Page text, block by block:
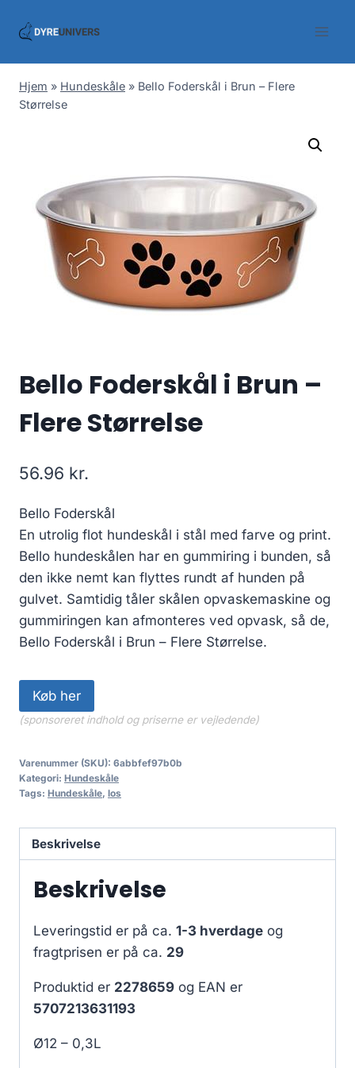
Hjem » Hundeskåle » Bello Foderskål i Brun – Flere
Størrelse
Bello Foderskål i Brun –
Flere Størrelse
56.96 kr.
Bello Foderskål
En utrolig flot hundeskål i stål med farve og print.
Bello hundeskålen har en gummiring i bunden, så
den ikke nemt kan flyttes rundt af hunden på
gulvet. Samtidig tåler skålen opvaskemaskine og
gummiringen kan afmonteres ved opvask, så de,
Bello Foderskål i Brun – Flere Størrelse.
Køb her
(sponsoreret indhold og priserne er vejledende)
Varenummer (SKU): 6abbfef97b0b
Kategori: Hundeskåle
Tags: Hundeskåle, los
Beskrivelse
Beskrivelse
Leveringstid er på ca. 1-3 hverdage og
fragtprisen er på ca. 29
Produktid er 2278659 og EAN er
5707213631193
Ø12 – 0,3L